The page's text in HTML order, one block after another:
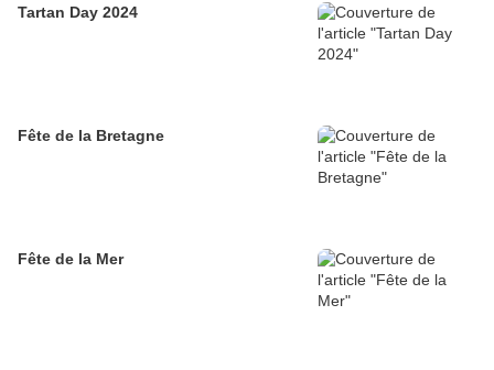
Tartan Day 2024
Fête de la Bretagne
Fête de la Mer